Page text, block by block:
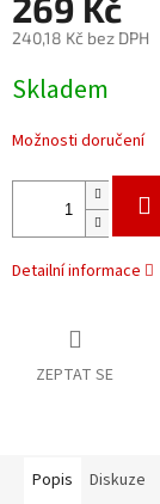
240,18 Kč bez DPH
cena:
Skladem
Možnosti doručení
Detailní informace
ZEPTAT SE
Popis Diskuze